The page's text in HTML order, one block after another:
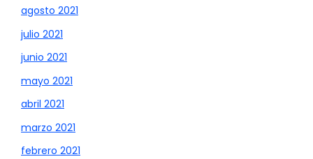
agosto 2021
julio 2021
junio 2021
mayo 2021
abril 2021
marzo 2021
febrero 2021